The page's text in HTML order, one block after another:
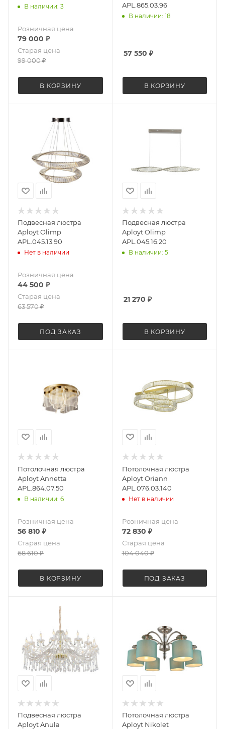
В наличии: 3
Розничная цена
79 000 ₽
Старая цена
99 000₽
В КОРЗИНУ
APL.865.03.96
В наличии: 18
57 550 ₽
В КОРЗИНУ
Подвесная люстра
Aployt Olimp
APL.045.13.90
Нет в наличии
Розничная цена
44 500 ₽
Старая цена
63 570₽
ПОД ЗАКАЗ
Подвесная люстра
Aployt Olimp
APL.045.16.20
В наличии: 5
21 270 ₽
В КОРЗИНУ
Потолочная люстра
Aployt Annetta
APL.864.07.50
В наличии: 6
Розничная цена
56 810 ₽
Старая цена
68 610₽
В КОРЗИНУ
Потолочная люстра
Aployt Oriann
APL.076.03.140
Нет в наличии
Розничная цена
72 830 ₽
Старая цена
104 040₽
ПОД ЗАКАЗ
Подвесная люстра
Aployt Anula
Потолочная люстра
Aployt Nikolet